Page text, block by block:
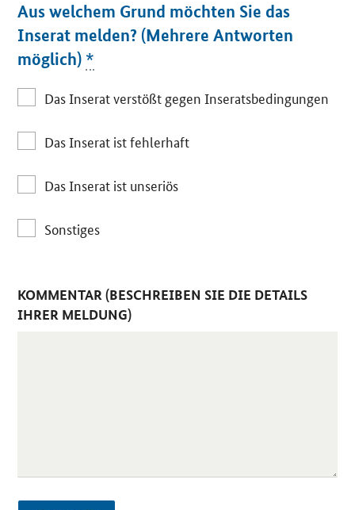
Aus welchem Grund möchten Sie das
Inserat melden? (Mehrere Antworten
möglich) *
Das Inserat verstößt gegen Inseratsbedingungen
Das Inserat ist fehlerhaft
Das Inserat ist unseriös
Sonstiges
KOMMENTAR (BESCHREIBEN SIE DIE DETAILS
IHRER MELDUNG)